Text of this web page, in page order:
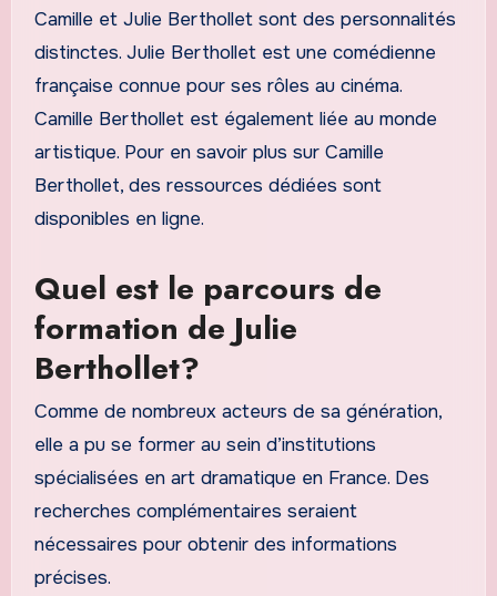
Camille et Julie Berthollet sont des personnalités
distinctes. Julie Berthollet est une comédienne
française connue pour ses rôles au cinéma.
Camille Berthollet est également liée au monde
artistique. Pour en savoir plus sur Camille
Berthollet, des ressources dédiées sont
disponibles en ligne.
Quel est le parcours de
formation de Julie
Berthollet?
Comme de nombreux acteurs de sa génération,
elle a pu se former au sein d’institutions
spécialisées en art dramatique en France. Des
recherches complémentaires seraient
nécessaires pour obtenir des informations
précises.